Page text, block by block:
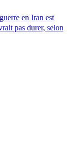
en Iran est
pas durer, selon